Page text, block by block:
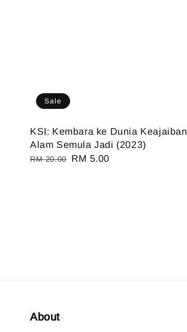
Sale
KSI: Kembara ke Dunia Keajaiban
Alam Semula Jadi (2023)
Regular
RM 20.00
Sale
RM 5.00
About